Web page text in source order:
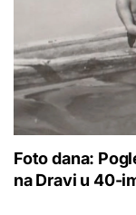
Foto dana:
na Dravi u 40-